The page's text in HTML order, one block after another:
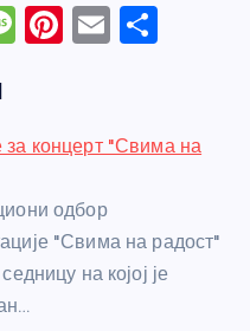
M
a
e
Pi
e
E
e
концерт "Свима на
одбор
"Свима на радост"
на којој је